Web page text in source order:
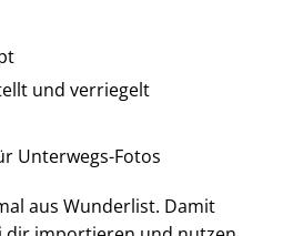
und verriegelt
Unterwegs-Fotos
aus Wunderlist. Damit